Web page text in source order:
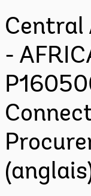
Central
-